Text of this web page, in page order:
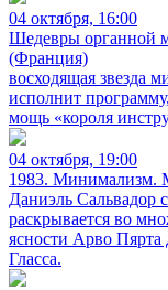
04 октября, 16:00
Шедевры органной
(Франция)
восходящая звезда
исполнит
мощь «короля
04 октября, 19:00
1983. Минимализм.
Даниэль Сальвадор
раскрывается во
ясности Арво
Гласса.